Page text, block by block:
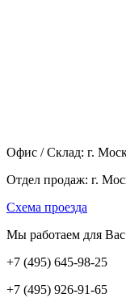
Офис / Склад: г.
Отдел продаж: г.
Cхема проезда
Мы работаем для Вас
+7 (495) 645-98-25
+7 (495) 926-91-65